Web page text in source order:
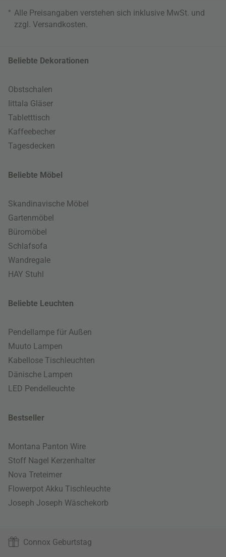
* Alle Preisangaben verstehen sich inklusive MwSt. und
zzgl. Versandkosten
Beliebte Dekorationen
Obstschalen
Iittala Gläser
Tabletttisch
Kaffeebecher
Tagesdecken
Beliebte Möbel
Skandinavische Möbel
Gartenmöbel
Büromöbel
Schlafsofa
Wandregale
HAY Stuhl
Beliebte Leuchten
Pendellampe für Außen
Muuto Lampen
Kabellose Tischleuchten
Dänische Lampen
LED Pendelleuchte
Bestseller
Montana Panton Wire
Stoff Nagel Kerzenhalter
Nova Treteimer
Flowerpot Akku Tischleuchte
Joseph Joseph Wäschekorb
Connox Geburtstag